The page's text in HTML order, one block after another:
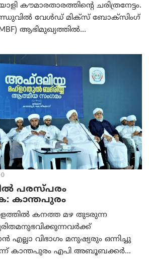
കൗമാരതാരത്തിന്റെ ചരിത്രനേട്ടം.
വേൾഡ് മിക്സ് ബോക്സിംഗ്
ആഭിമുഖ്യത്തിൽ...
0
പരസ്പരം
കാന്തപുരം
കനത്ത മഴ തുടരുന്ന
എല്ലാ വിഭാഗം മനുഷ്യരും ഒന്നിച്ചു
കാന്തപുരം എപി അബൂബക്കർ...